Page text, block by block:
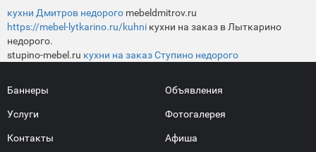
кухни Дмитров недорого mebeldmitrov.ru
https://mebel-lytkarino.ru/kuhni кухни на заказ в Лыткарино
недорого.
stupino-mebel.ru кухни на заказ Ступино недорого
Баннеры
Услуги
Контакты
Объявления
Фотогалерея
Афиша